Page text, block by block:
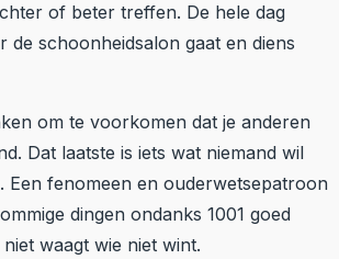
of beter treffen. De hele dag
schoonheidsalon gaat en diens
om te voorkomen dat je anderen
Dat laatste is iets wat niemand wil
fenomeen en ouderwetsepatroon
dingen ondanks 1001 goed
waagt wie niet wint.